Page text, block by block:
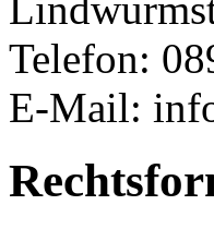
Telefon:
E-Mail: